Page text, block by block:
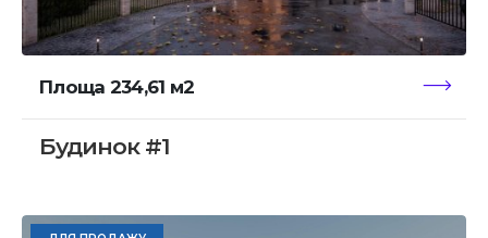
Площа 234,61 м2
Будинок #1